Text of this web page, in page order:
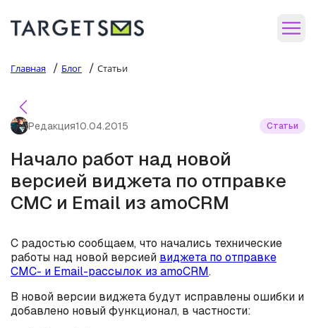
Главная / Блог / Статьи
Редакция10.04.2015 Статьи
Начало работ над новой
версией виджета по отправке
СМС и Email из amoCRM
С радостью сообщаем, что начались технические
работы над новой версией виджета по отправке
СМС- и Email-рассылок из amoCRM.
В новой версии виджета будут исправлены ошибки и
добавлено новый функционал, в частности: